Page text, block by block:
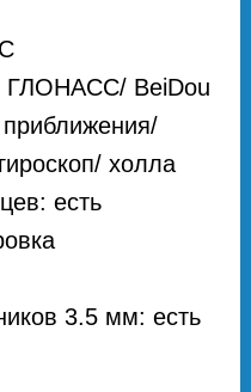
ГЛОНАСС/ BeiDou
холла
есть
3.5 мм: есть